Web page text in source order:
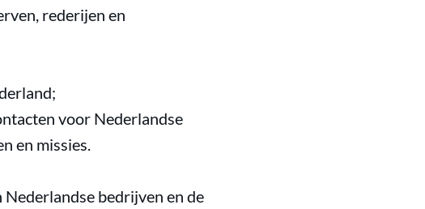
rederijen en
voor Nederlandse
en missies.
bedrijven en de